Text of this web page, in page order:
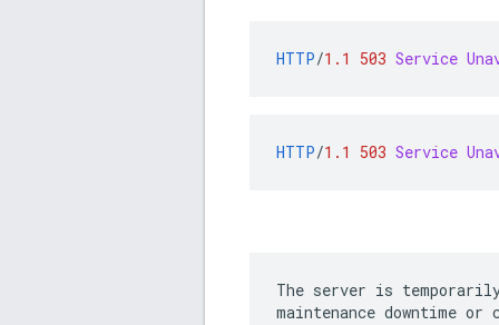
HTTP/1.1 503 Service
HTTP/1.1 503 Service
The server is
maintenance downtime